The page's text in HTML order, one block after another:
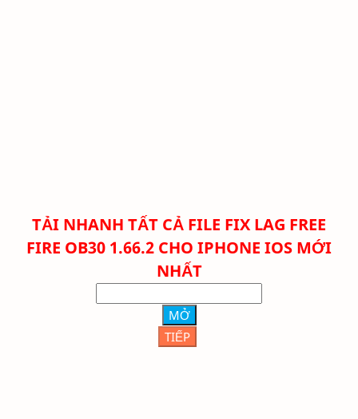
TẢI NHANH TẤT CẢ FILE FIX LAG FREE
FIRE OB30 1.66.2 CHO IPHONE IOS MỚI
NHẤT
MỞ
TIẾP